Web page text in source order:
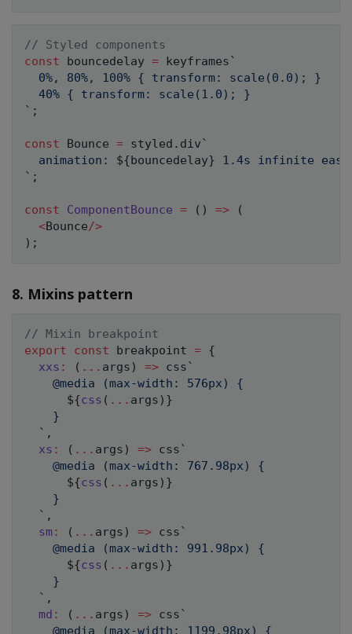
// Styled components
const bouncedelay = keyframes`
  0%, 80%, 100% { transform: scale(0.0); }
` ;
const Bounce = styled . div`
  animation:
${bouncedelay}
` ;
const ComponentBounce = ( ) =>
(
<Bounce/>
) ;
8. Mixins pattern
// Mixin breakpoint
export
const breakpoint = {
xxs : ( ... args ) => css`
    @media (max-width: 576px) {
${css ( ... args ) }
    }
` ,
xs : ( ... args ) => css`
    @media (max-width: 767.98px) {
${css ( ... args ) }
    }
` ,
sm: ( ... args ) => css`
    @media (max-width: 991.98px) {
${css ( ... args ) }
    }
` ,
md : ( ... args ) => css`
    @media (max-width: 1199.98px) {